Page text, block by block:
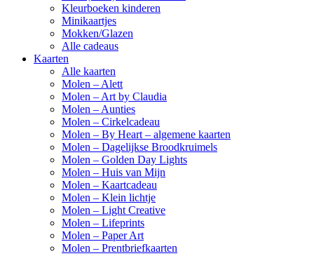
Kleurboeken kinderen
Minikaartjes
Mokken/Glazen
Alle cadeaus
Kaarten
Alle kaarten
Molen – Alett
Molen – Art by Claudia
Molen – Aunties
Molen – Cirkelcadeau
Molen – By Heart – algemene kaarten
Molen – Dagelijkse Broodkruimels
Molen – Golden Day Lights
Molen – Huis van Mijn
Molen – Kaartcadeau
Molen – Klein lichtje
Molen – Light Creative
Molen – Lifeprints
Molen – Paper Art
Molen – Prentbriefkaarten